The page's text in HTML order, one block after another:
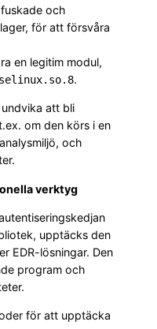
och
för att försvåra
en legitim modul,
.
att bli
om den körs i en
och
verktyg
upptäcks den
EDR-lösningar. Den
program och
för att upptäcka